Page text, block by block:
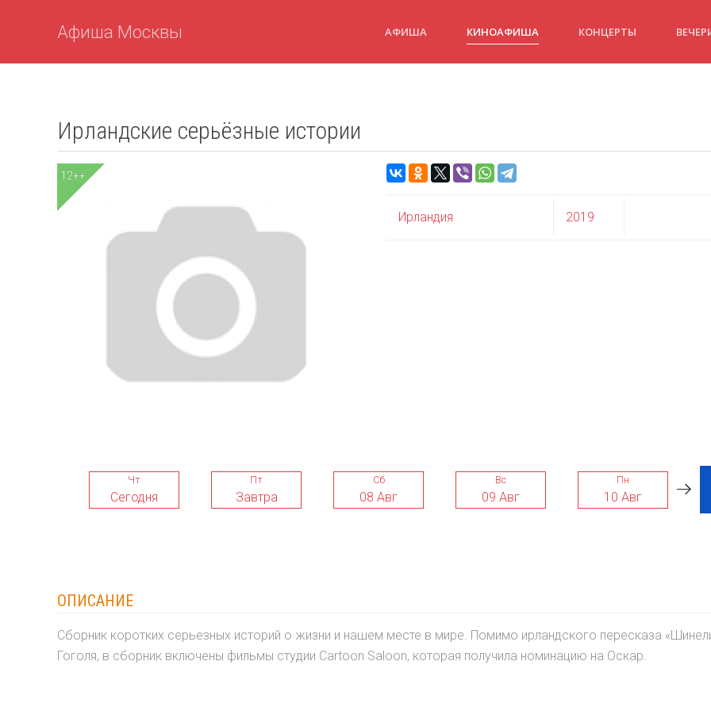
Афиша Москвы АФИША КИНОАФИША КОНЦЕРТЫ
Ирландские серьёзные истории
12++
Ирландия 2019
Чт
Сегодня
Пт
Завтра
Сб
08 Авг
Вс
09 Авг
Пн
10 Авг
ОПИСАНИЕ
Сборник коротких серьезных историй о жизни и нашем месте в мире. Помимо ирландского пересказа
Гоголя, в сборник включены фильмы студии Cartoon Saloon, которая получила номинацию на Оскар.